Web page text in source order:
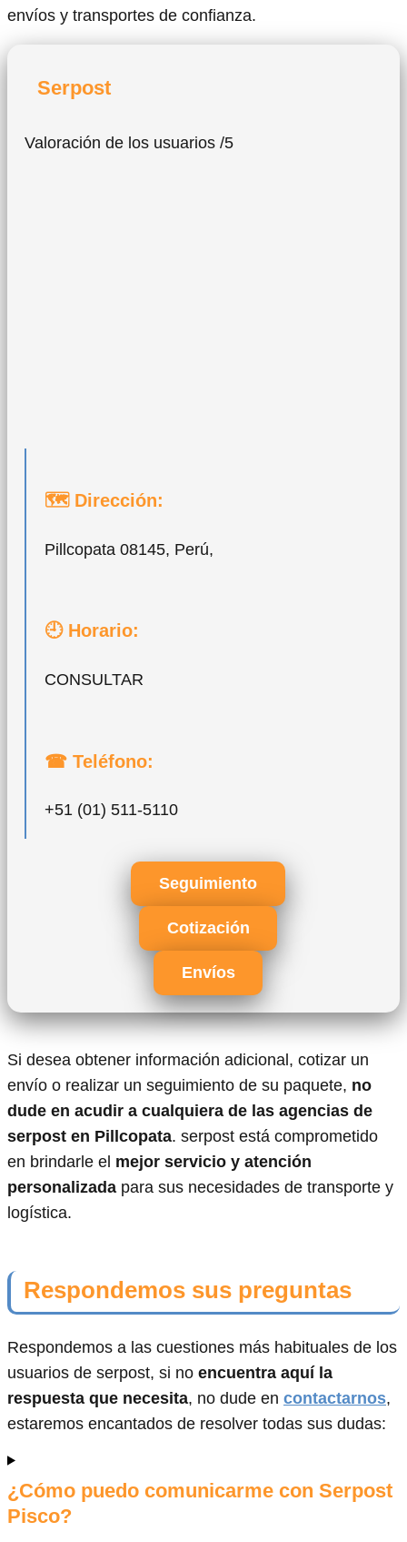
envíos y transportes de confianza.
Serpost
Valoración de los usuarios /5
🗺 Dirección:
Pillcopata 08145, Perú,
🕘 Horario:
CONSULTAR
☎ Teléfono:
+51 (01) 511-5110
Seguimiento
Cotización
Envíos
Si desea obtener información adicional, cotizar un
envío o realizar un seguimiento de su paquete, no
dude en acudir a cualquiera de las agencias de
serpost en Pillcopata. serpost está comprometido
en brindarle el mejor servicio y atención
personalizada para sus necesidades de transporte y
logística.
Respondemos sus preguntas
Respondemos a las cuestiones más habituales de los
usuarios de serpost, si no encuentra aquí la
respuesta que necesita, no dude en contactarnos,
estaremos encantados de resolver todas sus dudas:
¿Cómo puedo comunicarme con Serpost
Pisco?